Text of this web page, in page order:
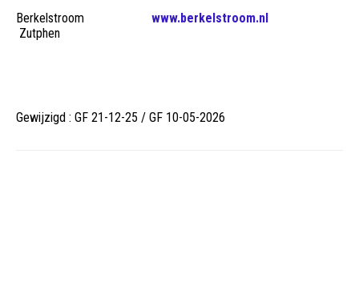
Berkelstroom www.berkelstroom.nl
Zutphen
Gewijzigd : GF 21-12-25 / GF 10-05-2026